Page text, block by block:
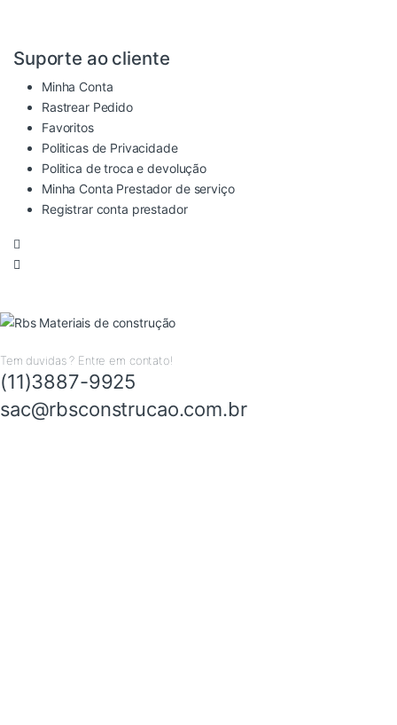
Suporte ao cliente
Minha Conta
Rastrear Pedido
Favoritos
Politicas de Privacidade
Politica de troca e devolução
Minha Conta Prestador de serviço
Registrar conta prestador
Tem duvidas ? Entre em contato!
(11)3887-9925
sac@rbsconstrucao.com.br